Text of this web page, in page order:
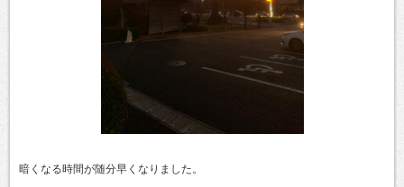
暗くなる時間が随分早くなりました。